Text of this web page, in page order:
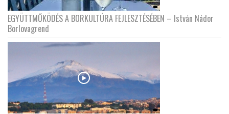
EGYÜTTMŰKÖDÉS A BORKULTÚRA FEJLESZTÉSÉBEN – István Nádor
Borlovagrend